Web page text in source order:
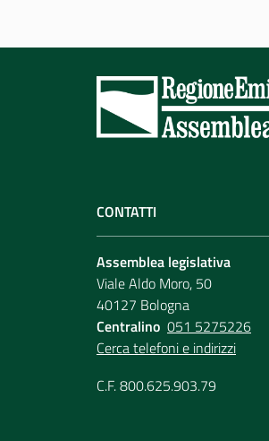
CONTATTI
Assemblea legislativa
Viale Aldo Moro, 50
40127 Bologna
Centralino 051 5275226
Cerca telefoni e indirizzi
C.F. 800.625.903.79